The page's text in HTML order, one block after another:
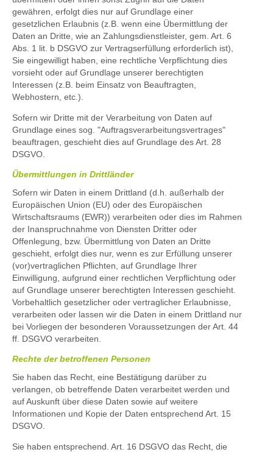
gewähren, erfolgt dies nur auf Grundlage einer
gesetzlichen Erlaubnis (z.B. wenn eine Übermittlung der
Daten an Dritte, wie an Zahlungsdienstleister, gem. Art. 6
Abs. 1 lit. b DSGVO zur Vertragserfüllung erforderlich ist),
Sie eingewilligt haben, eine rechtliche Verpflichtung dies
vorsieht oder auf Grundlage unserer berechtigten
Interessen (z.B. beim Einsatz von Beauftragten,
Webhostern, etc.).
Sofern wir Dritte mit der Verarbeitung von Daten auf
Grundlage eines sog. "Auftragsverarbeitungsvertrages"
beauftragen, geschieht dies auf Grundlage des Art. 28
DSGVO.
Übermittlungen in Drittländer
Sofern wir Daten in einem Drittland (d.h. außerhalb der
Europäischen Union (EU) oder des Europäischen
Wirtschaftsraums (EWR)) verarbeiten oder dies im Rahmen
der Inanspruchnahme von Diensten Dritter oder
Offenlegung, bzw. Übermittlung von Daten an Dritte
geschieht, erfolgt dies nur, wenn es zur Erfüllung unserer
(vor)vertraglichen Pflichten, auf Grundlage Ihrer
Einwilligung, aufgrund einer rechtlichen Verpflichtung oder
auf Grundlage unserer berechtigten Interessen geschieht.
Vorbehaltlich gesetzlicher oder vertraglicher Erlaubnisse,
verarbeiten oder lassen wir die Daten in einem Drittland nur
bei Vorliegen der besonderen Voraussetzungen der Art. 44
ff. DSGVO verarbeiten.
Rechte der betroffenen Personen
Sie haben das Recht, eine Bestätigung darüber zu
verlangen, ob betreffende Daten verarbeitet werden und
auf Auskunft über diese Daten sowie auf weitere
Informationen und Kopie der Daten entsprechend Art. 15
DSGVO.
Sie haben entsprechend. Art. 16 DSGVO das Recht, die